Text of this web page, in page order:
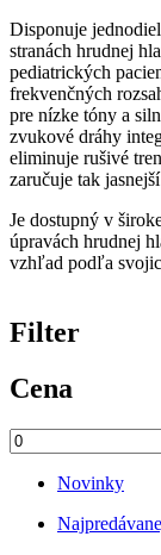
Disponuje
stranách hrudnej
pediatrických
frekvenčných
pre nízke tóny a
zvukové dráhy
eliminuje rušivé
zaručuje tak
Je dostupný v
úpravách hrudnej
vzhľad podľa
Filter
Cena
Novinky